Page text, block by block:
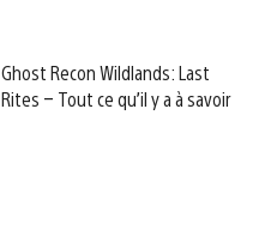
Ghost Recon Wildlands: Last
Rites – Tout ce qu’il y a à savoir